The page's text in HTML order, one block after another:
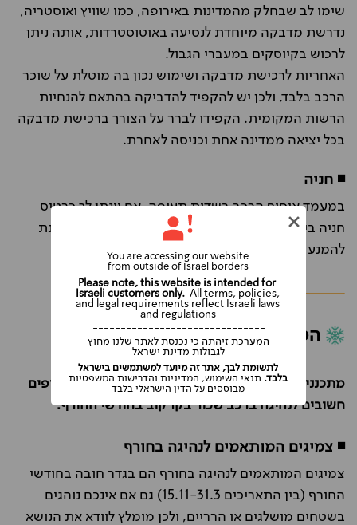
שימו לב שבחלק מהמדינות באירופה, כמו שוויץ ואוסטריה,
נדרשת מדבקה מיוחדת לנסיעה באוטוסטרדות, אותה ניתן
לרכוש בקיוסקים במעברי הגבול.
האחריות לרכישת מדבקה ושימוש נכון בה מוטלת על שוכר
הרכב בלבד, ולכן יש להקפיד להדביקה בהתאם להנחיות
הרשות המקומית. הקפידו לברר על הצורך ברכישת מדבקה
בכל יציאה ממדינה אחת וכניסה לאחרת.
◾ חניה
במעמד איסוף הרכב בשדות תעופה, אם יינתן לך כרטיס
חניה ביציאה, יש לשמור אותו עד להחזרת הרכב על מנת
להמנע מחיובים.
המלצות לנהיגה בקרקוב בחורף
מתכננים נסיעה לקרקוב בחורף? אספנו לכם מספר טיפים
חשובים לנהיגה ברכב שכור בקרקוב בחודשי החורף:
◾ צמיגים המותאמים לנהיגה בחורף
צמיגים המותאמים לנהיגה בחורף הם בגדר חובה בחודשי
החורף (בין התאריכים 15.11-31.3) גם אם אינכם נוהגים
בשטחים מושלגים או הרריים, ולכן מומלץ לוודא את הנושא
Please note, this website is intended for
Israeli customers only.All terms, policies,
and legal requirements reflect Israeli laws
and regulations
-------------------------------
המערכת זיהתה כי נכנסת לאתר שלנו מחוץ
לגבולות מדינת ישראל
You are accessing our website
from outside of Israel borders
לתשומת לבך, אתר זה מיועד למשתמשים בישראל
בלבד. תנאי השימוש, המדיניות והדרישות המשפטיות
מבוססים על הדין הישראלי בלבד